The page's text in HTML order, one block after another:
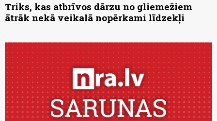
Triks, kas atbrīvos dārzu no gliemežiem
ātrāk nekā veikalā nopērkami līdzekļi